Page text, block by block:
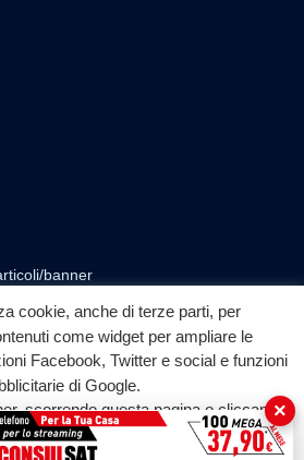
banner
f ◎ ▶
YouTube
cookie, anche di terze parti, per
come widget per ampliare le
Facebook, Twitter e social e funzioni
di Google.
scorrendo questa pagina o cliccando
acconsenti all'uso dei cookie.
×